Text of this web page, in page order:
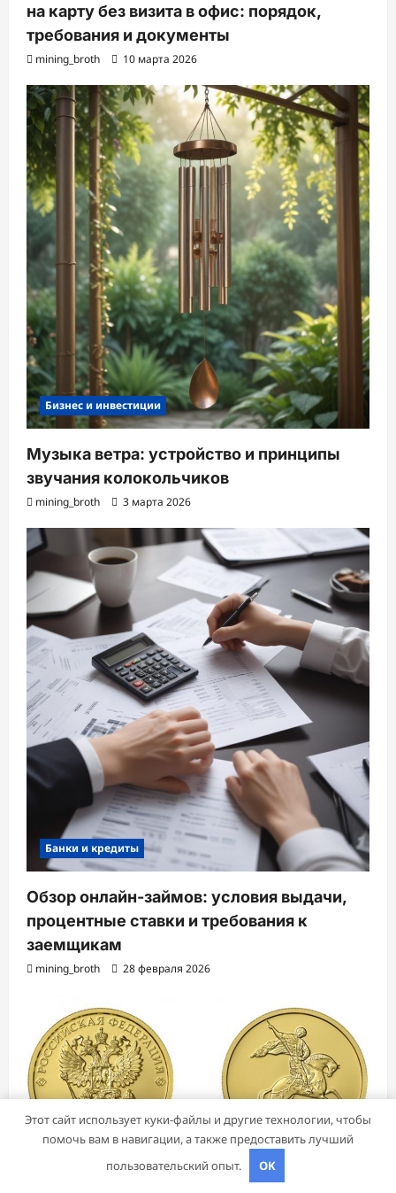
на карту без визита в офис: порядок,
требования и документы
mining_broth 10 марта 2026
Бизнес и инвестиции
Музыка ветра: устройство и принципы
звучания колокольчиков
mining_broth 3 марта 2026
Банки и кредиты
Обзор онлайн-займов: условия выдачи,
процентные ставки и требования к
заемщикам
mining_broth 28 февраля 2026
Бизнес и инвестиции
Этот сайт использует куки-файлы и другие технологии, чтобы
помочь вам в навигации, а также предоставить лучший
пользовательский опыт.
OK